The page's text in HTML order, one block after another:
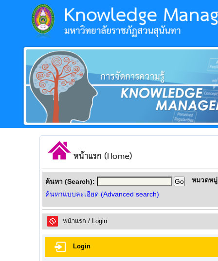
ค้นหา (Search):
ค้นหาแบบละเอียด (Advanced search)
หมวดห
หน้าแรก / Login
Login